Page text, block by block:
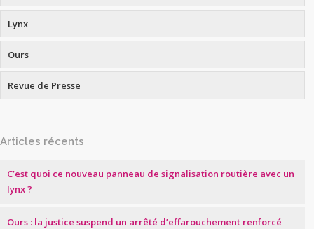
Lynx
Ours
Revue de Presse
Articles récents
C’est quoi ce nouveau panneau de signalisation routière avec un
lynx ?
Ours : la justice suspend un arrêté d’effarouchement renforcé